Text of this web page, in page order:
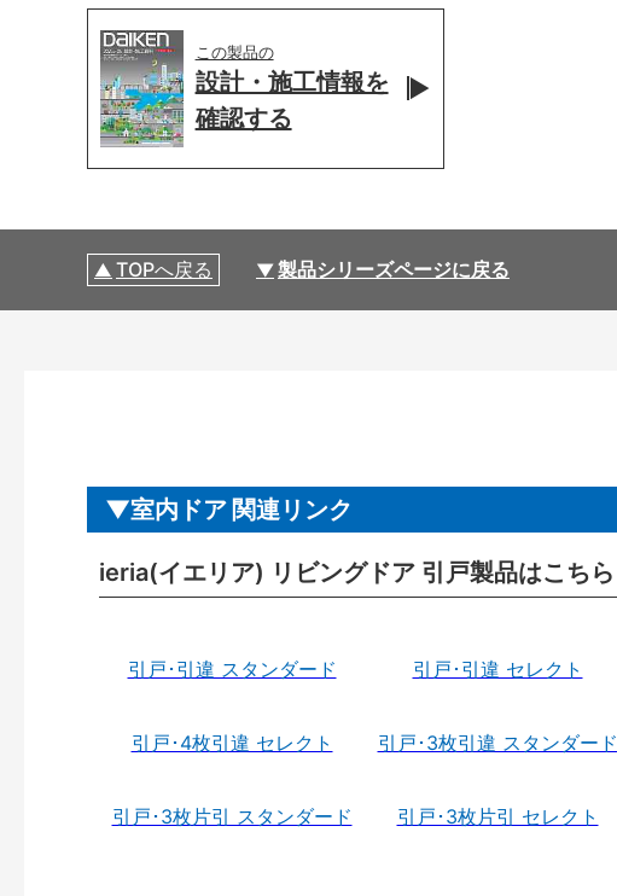
この製品の
設計・施工情報を
確認する
TOPへ戻る 製品シリーズページに戻る
室内ドア 関連リンク
ieria(イエリア) リビングドア 引戸製品はこちら
引戸･引違 スタンダード 引戸･引違 セレクト
引戸･4枚引違 セレクト 引戸･3枚引違 スタンダード
引戸･3枚片引 スタンダード 引戸･3枚片引 セレクト